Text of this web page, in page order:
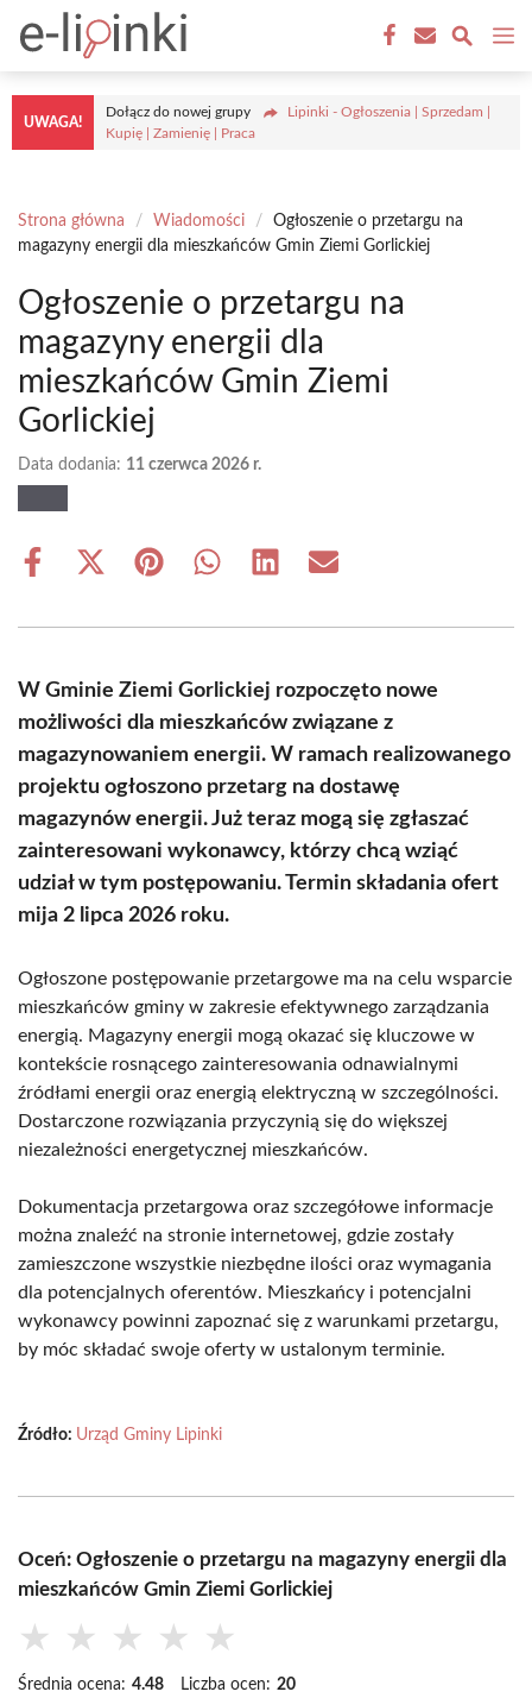
treści
UWAGA!
Dołącz do nowej grupy
Lipinki - Ogłoszenia | Sprzedam |
Kupię | Zamienię | Praca
Strona główna / Wiadomości /
Ogłoszenie o przetargu na
magazyny energii dla mieszkańców Gmin Ziemi Gorlickiej
Ogłoszenie o przetargu na
magazyny energii dla
mieszkańców Gmin Ziemi
Gorlickiej
Data dodania: 11 czerwca 2026 r.
Share
Share
(Twitter)
Share Share Share Share
W Gminie Ziemi Gorlickiej rozpoczęto nowe
możliwości dla mieszkańców związane z
magazynowaniem energii. W ramach realizowanego
projektu ogłoszono przetarg na dostawę
magazynów energii. Już teraz mogą się zgłaszać
zainteresowani wykonawcy, którzy chcą wziąć
udział w tym postępowaniu. Termin składania ofert
mija 2 lipca 2026 roku.
Ogłoszone postępowanie przetargowe ma na celu wsparcie
mieszkańców gminy w zakresie efektywnego zarządzania
energią. Magazyny energii mogą okazać się kluczowe w
kontekście rosnącego zainteresowania odnawialnymi
źródłami energii oraz energią elektryczną w szczególności.
Dostarczone rozwiązania przyczynią się do większej
niezależności energetycznej mieszkańców.
Dokumentacja przetargowa oraz szczegółowe informacje
można znaleźć na stronie internetowej, gdzie zostały
zamieszczone wszystkie niezbędne ilości oraz wymagania
dla potencjalnych oferentów. Mieszkańcy i potencjalni
wykonawcy powinni zapoznać się z warunkami przetargu,
by móc składać swoje oferty w ustalonym terminie.
Źródło: Urząd Gminy Lipinki
Oceń: Ogłoszenie o przetargu na magazyny energii dla
mieszkańców Gmin Ziemi Gorlickiej
★ ★ ★ ★ ★
Średnia ocena: 4.48 Liczba ocen: 20